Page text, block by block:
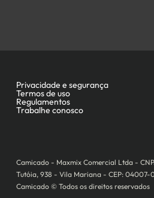
Camicado - Maxmix Comercial Ltda -
Tutóia, 938 - Vila Mariana - CEP: 04007-
Camicado © Todos os direitos reservados